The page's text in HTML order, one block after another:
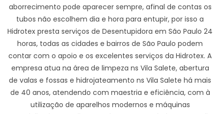
aborrecimento pode aparecer sempre, afinal de contas os
tubos não escolhem dia e hora para entupir, por isso a
Hidrotex presta serviços de Desentupidora em São Paulo 24
horas, todas as cidades e bairros de São Paulo podem
contar com o apoio e os excelentes serviços da Hidrotex. A
empresa atua na área de limpeza ns Vila Salete, abertura
de valas e fossas e hidrojateamento ns Vila Salete há mais
de 40 anos, atendendo com maestria e eficiência, com à
utilização de aparelhos modernos e máquinas